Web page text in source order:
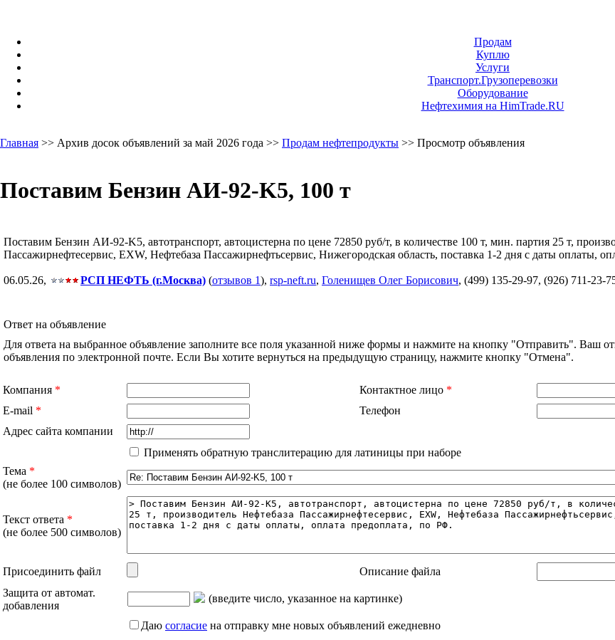
Продам
Куплю
Услуги
Транспорт.Грузоперевозки
Оборудование
Нефтехимия на HimTrade.RU
Главная >> Архив досок объявлений за май 2026 года >> Продам нефтепродукты >> Просмотр объявления
Поставим Бензин АИ-92-K5, 100 т
Поставим Бензин АИ-92-K5, автотранспорт, автоцистерна по цене 72850 руб/т, в количестве 100 т, мин. партия 25 т,
Пассажирнефтесервис, EXW, Нефтебаза Пассажирнефтьсервис, Нижегородская область, поставка 1-2 дня с даты оплаты,
06.05.26, РСП НЕФТЬ (г.Москва) (отзывов 1), rsp-neft.ru, Голенищев Олег Борисович, (499) 135-29-97, (926) 711-23-
Ответ на объявление
Для ответа на выбранное объявление заполните все поля указанной ниже формы и нажмите на кнопку "Отправить". Ваш
объявления по электронной почте. Если Вы хотите вернуться на предыдущую страницу, нажмите кнопку "Отмена".
Компания * Контактное лицо *
E-mail *
Телефон
Адрес сайта компании
Применять обратную транслитерацию для латиницы при наборе
Тема *
(не более 100 символов)
Текст ответа *
(не более 500 символов)
Присоединить файл
Описание файла
Защита от автомат.
добавления
(введите число, указанное на картинке)
Даю согласие на отправку мне новых объявлений ежедневно